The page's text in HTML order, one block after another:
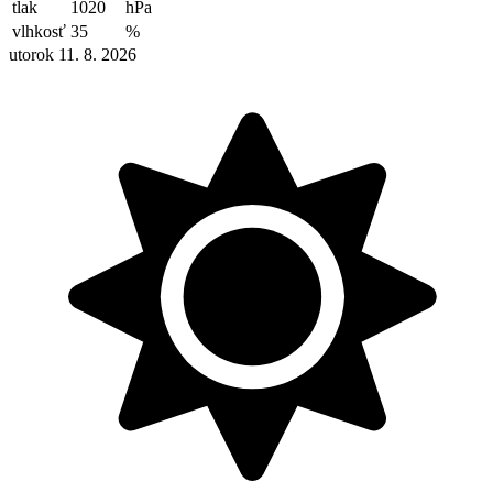
tlak
1020
hPa
vlhkosť 35
%
utorok 11. 8. 2026